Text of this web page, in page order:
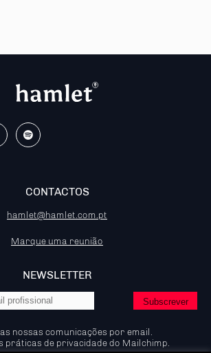
CONTACTOS
hamlet@hamlet.com.pt
Marque uma reunião
NEWSLETTER
nossas comunicações por email.
práticas de privacidade do Mailchimp.